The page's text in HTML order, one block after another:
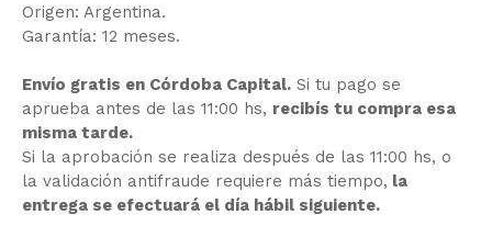
Origen: Argentina.
Garantía: 12 meses.
Envío gratis en Córdoba Capital. Si tu pago se
aprueba antes de las 11:00 hs, recibís tu compra esa
misma tarde.
Si la aprobación se realiza después de las 11:00 hs, o
la validación antifraude requiere más tiempo, la
entrega se efectuará el día hábil siguiente.